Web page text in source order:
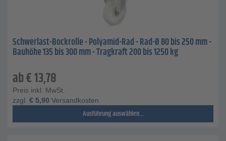
Schwerlast-Bockrolle - Polyamid-Rad - Rad-Ø 80 bis 250 mm -
Bauhöhe 135 bis 300 mm - Tragkraft 200 bis 1250 kg
ab€13,78
Preis inkl. MwSt.
zzgl. € 5,90 Versandkosten
Ausführung auswählen...